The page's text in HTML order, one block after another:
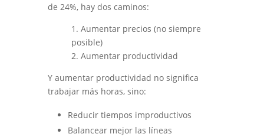
de 24%, hay dos caminos:
1. Aumentar precios (no siempre
posible)
2. Aumentar productividad
Y aumentar productividad no significa
trabajar más horas, sino:
Reducir tiempos improductivos
Balancear mejor las líneas